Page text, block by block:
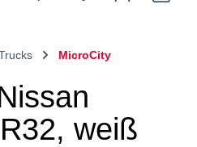
MicroCity
weiß